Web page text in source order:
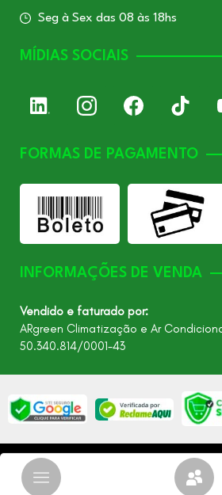
Seg à Sex das 08 às 18hs
MÍDIAS SOCIAIS
FORMAS DE PAGAMENTO
INFORMAÇÕES DE VENDA
Vendido e faturado por:
ARgreen Climatização e Ar
50.340.814/0001-43
©2026 - Todos os direitos reservados –
24.849.649/0001-40